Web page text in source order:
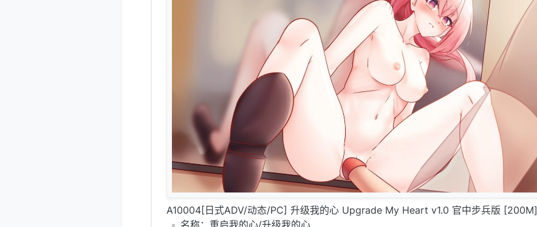
A10004[日式ADV/动态/PC] 升级我的心 Upgrade My Heart v1.0 官中步兵版 [200M]